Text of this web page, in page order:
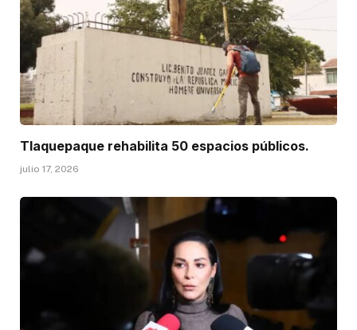
Tlaquepaque rehabilita 50 espacios públicos.
julio 17, 2026